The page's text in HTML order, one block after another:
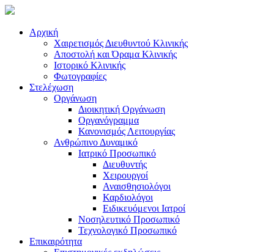
Αρχική
Χαιρετισμός Διευθυντού Κλινικής
Αποστολή και Όραμα Κλινικής
Ιστορικό Κλινικής
Φωτογραφίες
Στελέχωση
Οργάνωση
Διοικητική Οργάνωση
Οργανόγραμμα
Κανονισμός Λειτουργίας
Ανθρώπινο Δυναμικό
Ιατρικό Προσωπικό
Διευθυντής
Χειρουργοί
Αναισθησιολόγοι
Καρδιολόγοι
Ειδικευόμενοι Ιατροί
Νοσηλευτικό Προσωπικό
Τεχνολογικό Προσωπικό
Επικαιρότητα